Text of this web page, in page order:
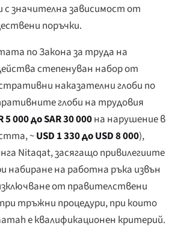
с значителна зависимост от
поръчки.
по Закона за труда на
степенуван набор от
наказателни глоби по
глоби на трудовия
5 000 до SAR 30 000на нарушение в
~USD 1 330 до USD 8 000),
Nitaqat, засягащо привилегиите
набиране на работна ръка извън
от правителствени
тръжни процедури, при които
е квалификационен критерий.